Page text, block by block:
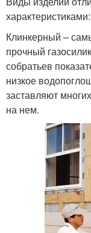
характеристиками:
Клинкерный –
прочный
собратьев
низкое
заставляют
на нем.